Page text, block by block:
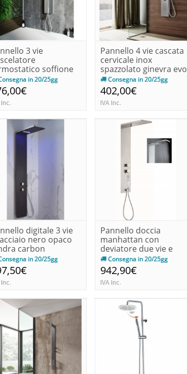
3 vie
soffione
specchi...
in 20/25gg
Pannello 4 vie cascata
cervicale inox
spazzolato ginevra evo
Consegna in 20/25gg
402,00€
IVA Inc.
digitale 3 vie
nero opaco
carbon
in 20/25gg
Pannello doccia
manhattan con
deviatore due vie e
accessori |boss...
Consegna in 20/25gg
942,90€
IVA Inc.